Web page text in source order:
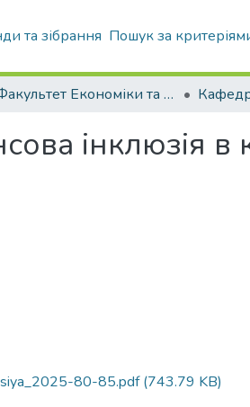
та зібрання Пошук за
Факультет Економіки та бізнесу
інклюзія в
80-85.pdf(743.79 KB)